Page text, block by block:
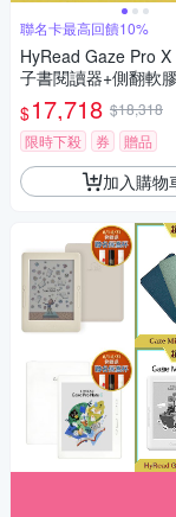
聯名卡最高回饋10%
HyRead Gaze Pro
子書閱讀器+側翻軟
選)+磁吸筆套 (組合)
$17,718 $18,318
限時下殺
券 贈品
加入購物